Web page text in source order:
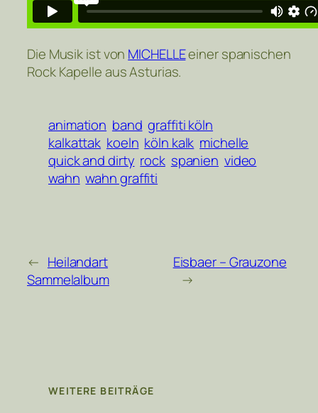
Die Musik ist von MICHELLEeiner spanischen
Rock Kapelle aus Asturias.
animation band graffiti köln
kalkattak koeln köln kalk michelle
quick and dirty rock spanien video
wahn wahn graffiti
← Heilandart
Sammelalbum
Eisbaer – Grauzone
→
WEITERE BEITRÄGE